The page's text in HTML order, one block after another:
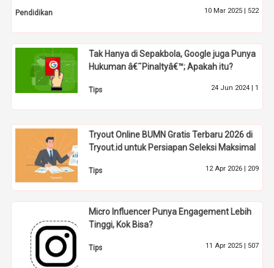
Pendidikan 10 Mar 2025 | 522
Tak Hanya di Sepakbola, Google juga Punya
Hukuman â€˜Pinaltyâ€™; Apakah itu?
Tips 24 Jun 2024 | 1
Tryout Online BUMN Gratis Terbaru 2026 di
Tryout.id untuk Persiapan Seleksi Maksimal
Tips 12 Apr 2026 | 209
Micro Influencer Punya Engagement Lebih
Tinggi, Kok Bisa?
Tips 11 Apr 2025 | 507